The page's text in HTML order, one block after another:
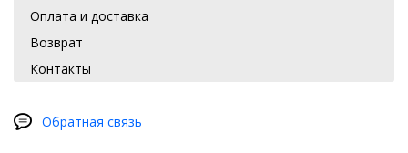
Кроме того, тюнинг Киа Мохаве (2008-2020) включает замену
Внутреннюю модернизацию можно начать с доработки
приборной панели. Улучшат автомобильные кресла новые
Оплата и доставка
Возврат
Контакты
Обратная связь